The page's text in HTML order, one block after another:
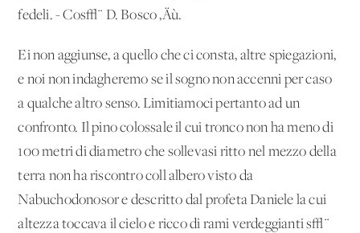
fedeli. - Cos√¨ D. Bosco ‚Äù.
Ei non aggiunse, a quello che ci consta, altre spiegazioni,
e noi non indagheremo se il sogno non accenni per caso
a qualche altro senso. Limitiamoci pertanto ad un
confronto. Il pino colossale il cui tronco non ha meno di
100 metri di diametro che sollevasi ritto nel mezzo della
terra non ha riscontro coll'albero visto da
Nabuchodonosor e descritto dal profeta Daniele la cui
altezza toccava il cielo e ricco di rami verdeggianti s√¨